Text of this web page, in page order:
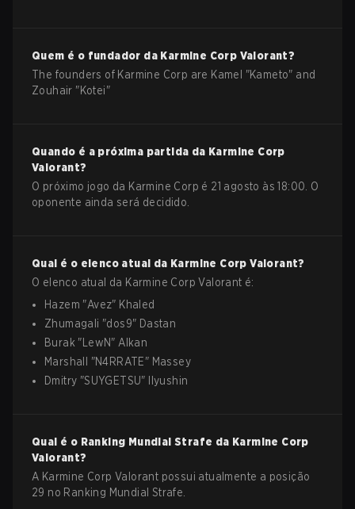
Quem é o fundador da Karmine Corp Valorant?
The founders of Karmine Corp are Kamel "Kameto" and
Zouhair "Kotei"
Quando é a próxima partida da Karmine Corp
Valorant?
O próximo jogo da Karmine Corp é 21 agosto às 18:00. O
oponente ainda será decidido.
Qual é o elenco atual da Karmine Corp Valorant?
O elenco atual da Karmine Corp Valorant é:
Hazem "Avez" Khaled
Zhumagali "dos9" Dastan
Burak " LewN" Alkan
Marshall
"N4RRATE" Massey
Dmitry "SUYGETSU" Ilyushin
Qual é o Ranking Mundial Strafe da Karmine Corp
Valorant?
A Karmine Corp Valorant possui atualmente a posição
29 no Ranking Mundial Strafe.